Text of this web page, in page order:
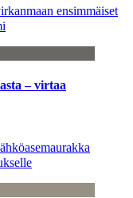
ensimmäiset
– virtaa